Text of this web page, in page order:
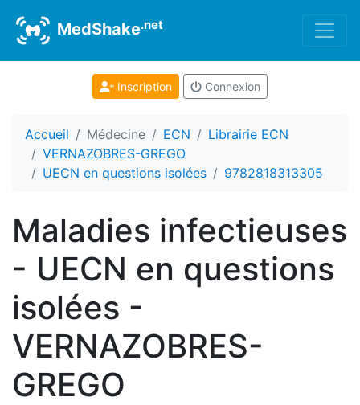
MedShake.net
Inscription Connexion
Accueil Médecine ECN
Librairie ECN
VERNAZOBRES-GREGO
UECN en questions isolées
9782818313305
Maladies infectieuses
- UECN en questions
isolées -
VERNAZOBRES-
GREGO